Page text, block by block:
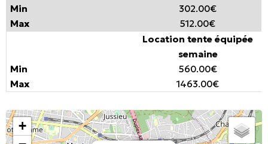
302.00€
512.00€
Location tente équipée
semaine
560.00€
1463.00€
+